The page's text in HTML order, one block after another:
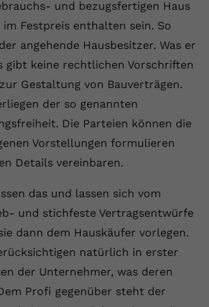
und bezugsfertigen Haus
Festpreis enthalten sein. So
angehende Hausbesitzer. Was er
gibt keine rechtlichen Vorschriften
Gestaltung von Bauverträgen.
der so genannten
Die Parteien können die
Vorstellungen formulieren
Details vereinbaren.
das und lassen sich vom
und stichfeste Vertragsentwürfe
dann dem Hauskäufer vorlegen.
natürlich in erster
der Unternehmer, was deren
Profi gegenüber steht der
von YouTube gesetzte Cookie
eine eindeutige ID, um
von YouTube der Nutzer
hat.
von YouTube gesetzte Cookie